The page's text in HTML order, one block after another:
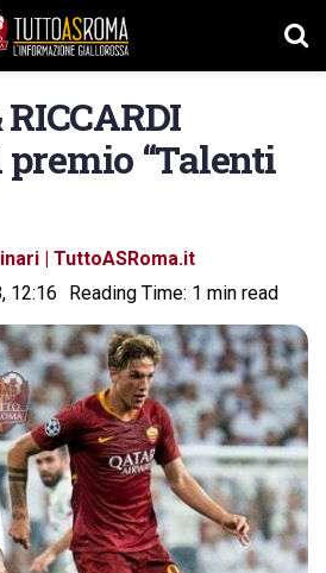
“Talenti
| TuttoASRoma.it
12:16
Reading Time: 1 min read